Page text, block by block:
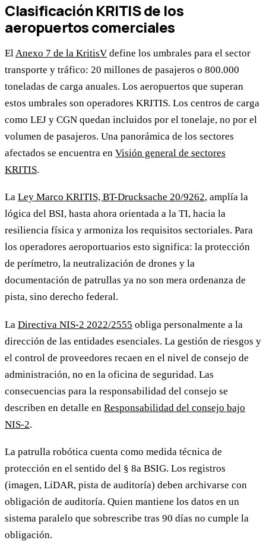
Clasificación KRITIS de los
aeropuertos comerciales
ElAnexo 7 de la KritisV define los umbrales para el sector
transporte y tráfico: 20 millones de pasajeros o 800.000
toneladas de carga anuales. Los aeropuertos que superan
estos umbrales son operadores KRITIS. Los centros de carga
como LEJ y CGN quedan incluidos por el tonelaje, no por el
volumen de pasajeros. Una panorámica de los sectores
afectados se encuentra en Visión general de sectores
KRITIS.
La Ley Marco KRITIS, BT-Drucksache 20/9262, amplía la
lógica del BSI, hasta ahora orientada a la TI, hacia la
resiliencia física y armoniza los requisitos sectoriales. Para
los operadores aeroportuarios esto significa: la protección
de perímetro, la neutralización de drones y la
documentación de patrullas ya no son mera ordenanza de
pista, sino derecho federal.
La Directiva NIS-2 2022/2555 obliga personalmente a la
dirección de las entidades esenciales. La gestión de riesgos y
el control de proveedores recaen en el nivel de consejo de
administración, no en la oficina de seguridad. Las
consecuencias para la responsabilidad del consejo se
describen en detalle en Responsabilidad del consejo bajo
NIS-2.
La patrulla robótica cuenta como medida técnica de
protección en el sentido del § 8a BSIG. Los registros
(imagen, LiDAR, pista de auditoría) deben archivarse con
obligación de auditoría. Quien mantiene los datos en un
sistema paralelo que sobrescribe tras 90 días no cumple la
obligación.